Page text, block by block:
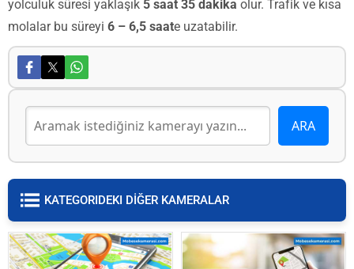
yolculuk süresi yaklaşık 5 saat 35 dakika olur. Trafik ve kısa
molalar bu süreyi 6 – 6,5 saate uzatabilir.
KATEGORIDEKI DİĞER KAMERALAR